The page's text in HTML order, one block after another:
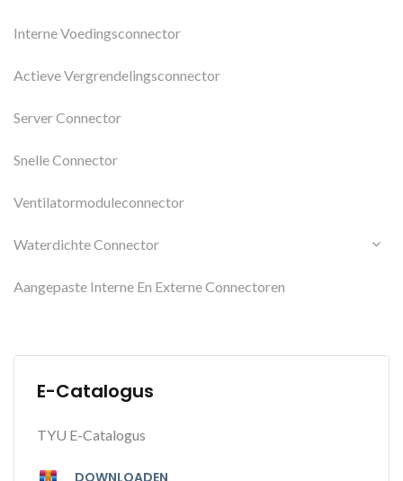
Interne Voedingsconnector
Actieve Vergrendelingsconnector
Server Connector
Snelle Connector
Ventilatormoduleconnector
Waterdichte Connector
Aangepaste Interne En Externe Connectoren
E-Catalogus
TYU E-Catalogus